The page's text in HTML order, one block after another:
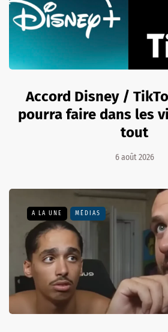
Accord Disney /
pourra faire dans les
tout
6 août 2026
A LA UNE MÉDIAS